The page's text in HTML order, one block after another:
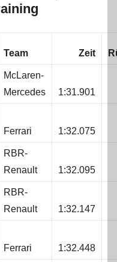
Team Zeit
McLaren-
Mercedes
1:31.901
Ferrari 1:32.075
RBR-
Renault
1:32.095
RBR-
Renault
1:32.147
Ferrari 1:32.448